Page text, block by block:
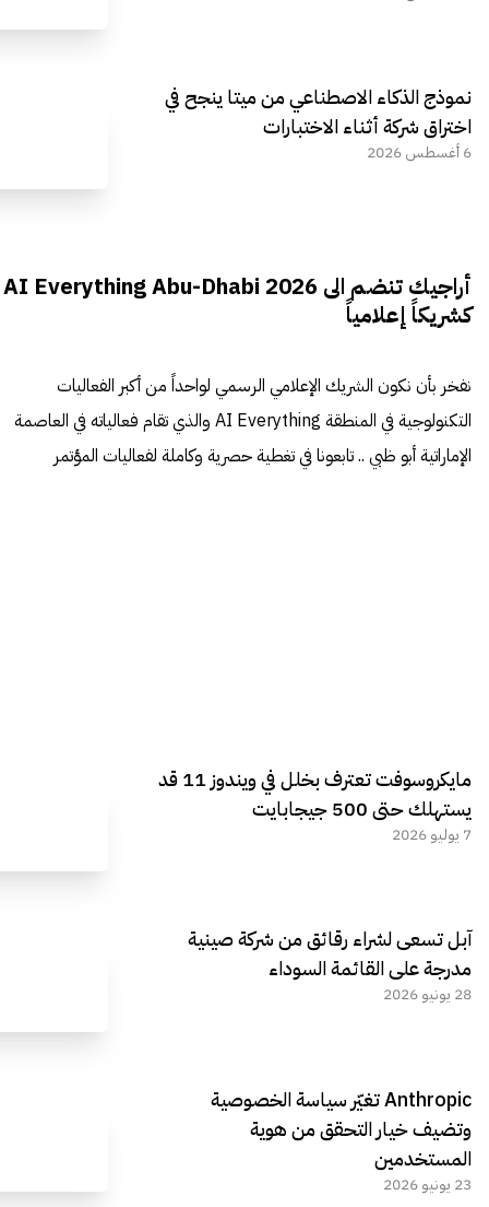
نموذج الذكاء الاصطناعي من ميتا ينجح في
اختراق شركة أثناء الاختبارات
6 أغسطس 2026
أراجيك تنضم الى AI Everything Abu-Dhabi 2026
كشريكاً إعلامياً
نفخر بأن نكون الشريك الإعلامي الرسمي لواحداً من أكبر الفعاليات
التكنولوجية في المنطقة AI Everything والذي تقام فعالياته في العاصمة
الإماراتية أبو ظبي .. تابعونا في تغطية حصرية وكاملة لفعاليات المؤتمر
مايكروسوفت تعترف بخلل في ويندوز 11 قد
يستهلك حتى 500 جيجابايت
7 يوليو 2026
آبل تسعى لشراء رقائق من شركة صينية
مدرجة على القائمة السوداء
28 يونيو 2026
Anthropic تغيّر سياسة الخصوصية
وتضيف خيار التحقق من هوية
المستخدمين
23 يونيو 2026